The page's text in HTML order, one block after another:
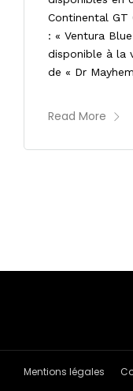
Continental
: « Ventura
disponible à la
de « Dr
Read More
Mentions légales